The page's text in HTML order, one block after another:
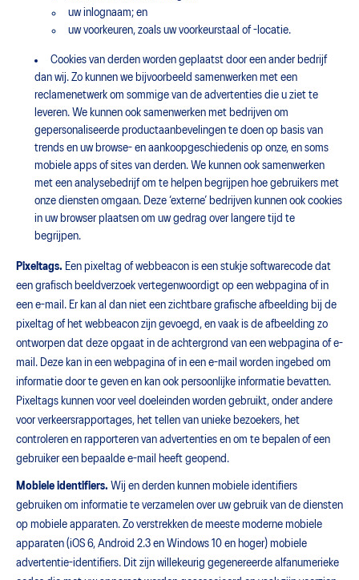
uw inlognaam; en
uw voorkeuren, zoals uw voorkeurstaal of -locatie.
Cookies van derden worden geplaatst door een ander bedrijf
dan wij. Zo kunnen we bijvoorbeeld samenwerken met een
reclamenetwerk om sommige van de advertenties die u ziet te
leveren. We kunnen ook samenwerken met bedrijven om
gepersonaliseerde productaanbevelingen te doen op basis van
trends en uw browse- en aankoopgeschiedenis op onze, en soms
mobiele apps of sites van derden. We kunnen ook samenwerken
met een analysebedrijf om te helpen begrijpen hoe gebruikers met
onze diensten omgaan. Deze ‘externe’ bedrijven kunnen ook cookies
in uw browser plaatsen om uw gedrag over langere tijd te
begrijpen.
Pixeltags. Een pixeltag of webbeacon is een stukje softwarecode dat
een grafisch beeldverzoek vertegenwoordigt op een webpagina of in
een e-mail. Er kan al dan niet een zichtbare grafische afbeelding bij de
pixeltag of het webbeacon zijn gevoegd, en vaak is de afbeelding zo
ontworpen dat deze opgaat in de achtergrond van een webpagina of e-
mail. Deze kan in een webpagina of in een e-mail worden ingebed om
informatie door te geven en kan ook persoonlijke informatie bevatten.
Pixeltags kunnen voor veel doeleinden worden gebruikt, onder andere
voor verkeersrapportages, het tellen van unieke bezoekers, het
controleren en rapporteren van advertenties en om te bepalen of een
gebruiker een bepaalde e-mail heeft geopend.
Mobiele identifiers. Wij en derden kunnen mobiele identifiers
gebruiken om informatie te verzamelen over uw gebruik van de diensten
op mobiele apparaten. Zo verstrekken de meeste moderne mobiele
apparaten (iOS 6, Android 2.3 en Windows 10 en hoger) mobiele
advertentie-identifiers. Dit zijn willekeurig gegenereerde alfanumerieke